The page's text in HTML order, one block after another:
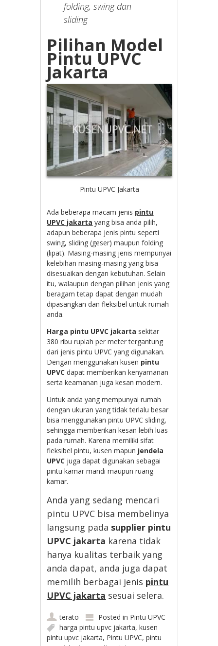
folding, swing dan
sliding
Pilihan Model
Pintu UPVC
Jakarta
Pintu UPVC Jakarta
Ada beberapa macam jenis pintu
UPVC jakarta yang bisa anda pilih,
adapun beberapa jenis pintu seperti
swing, sliding (geser) maupun folding
(lipat). Masing-masing jenis mempunyai
kelebihan masing-masing yang bisa
disesuaikan dengan kebutuhan. Selain
itu, walaupun dengan pilihan jenis yang
beragam tetap dapat dengan mudah
dipasangkan dan fleksibel untuk rumah
anda.
Harga pintu UPVC jakarta sekitar
380 ribu rupiah per meter tergantung
dari jenis pintu UPVC yang digunakan.
Dengan menggunakan kusen pintu
UPVC dapat memberikan kenyamanan
serta keamanan juga kesan modern.
Untuk anda yang mempunyai rumah
dengan ukuran yang tidak terlalu besar
bisa menggunakan pintu UPVC sliding,
sehingga memberikan kesan lebih luas
pada rumah. Karena memiliki sifat
fleksibel pintu, kusen mapun jendela
UPVC juga dapat digunakan sebagai
pintu kamar mandi maupun ruang
kamar.
Anda yang sedang mencari
pintu UPVC bisa membelinya
langsung pada supplier pintu
UPVC jakarta karena tidak
hanya kualitas terbaik yang
anda dapat, anda juga dapat
memilih berbagai jenis pintu
UPVC jakarta sesuai selera.
terato Posted in Pintu UPVC
harga pintu upvc jakarta,kusen
pintu upvc jakarta, Pintu UPVC,pintu